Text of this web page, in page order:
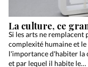
La culture, ce
Si les arts ne remplacent
complexité humaine et
l'importance d'habiter la
et par lequel il habite le…